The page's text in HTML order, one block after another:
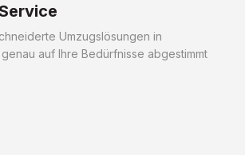
Umzugslösungen in
auf Ihre Bedürfnisse abgestimmt